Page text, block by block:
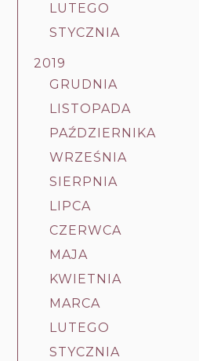
LUTEGO
STYCZNIA
2019
GRUDNIA
LISTOPADA
PAŹDZIERNIKA
WRZEŚNIA
SIERPNIA
LIPCA
CZERWCA
MAJA
KWIETNIA
MARCA
LUTEGO
STYCZNIA